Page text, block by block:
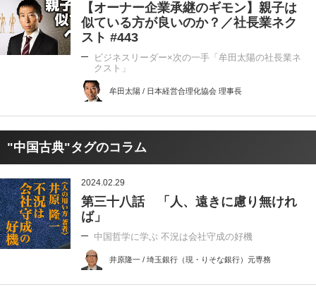
【オーナー企業承継のギモン】親子は
似ている方が良いのか？／社長業ネク
スト #443
ビジネスリーダー×次の一手「牟田太陽の社長業ネ
クスト」
牟田太陽 / 日本経営合理化協会 理事長
"中国古典"タグのコラム
2024.02.29
第三十八話 「人、遠きに慮り無けれ
ば」
中国哲学に学ぶ 不況は会社守成の好機
井原隆一 / 埼玉銀行（現・りそな銀行）元専務